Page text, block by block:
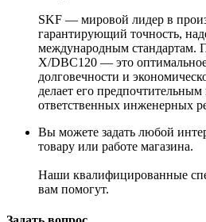
SKF — мировой лидер в
гарантирующий точность,
международным стандартам.
X/DBC120 — это
долговечности и
делает его
ответственных инженерных
Вы можете задать любой
товару или работе магазина.
Наши квалифицированные
вам помогут.